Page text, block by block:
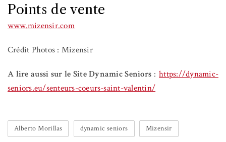
Points de vente
www.mizensir.com
Crédit Photos : Mizensir
A lire aussi sur le Site Dynamic Seniors :https://dynamic-
seniors.eu/senteurs-coeurs-saint-valentin/
Alberto Morillas dynamic seniors Mizensir